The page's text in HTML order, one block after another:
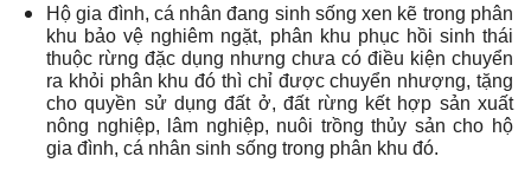
Hộ gia đình, cá nhân đang sinh sống xen kẽ trong phân
khu bảo vệ nghiêm ngặt, phân khu phục hồi sinh thái
thuộc rừng đặc dụng nhưng chưa có điều kiện chuyển
ra khỏi phân khu đó thì chỉ được chuyển nhượng, tặng
cho quyền sử dụng đất ở, đất rừng kết hợp sản xuất
nông nghiệp, lâm nghiệp, nuôi trồng thủy sản cho hộ
gia đình, cá nhân sinh sống trong phân khu đó.